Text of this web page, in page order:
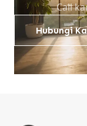
Call
Hubungi